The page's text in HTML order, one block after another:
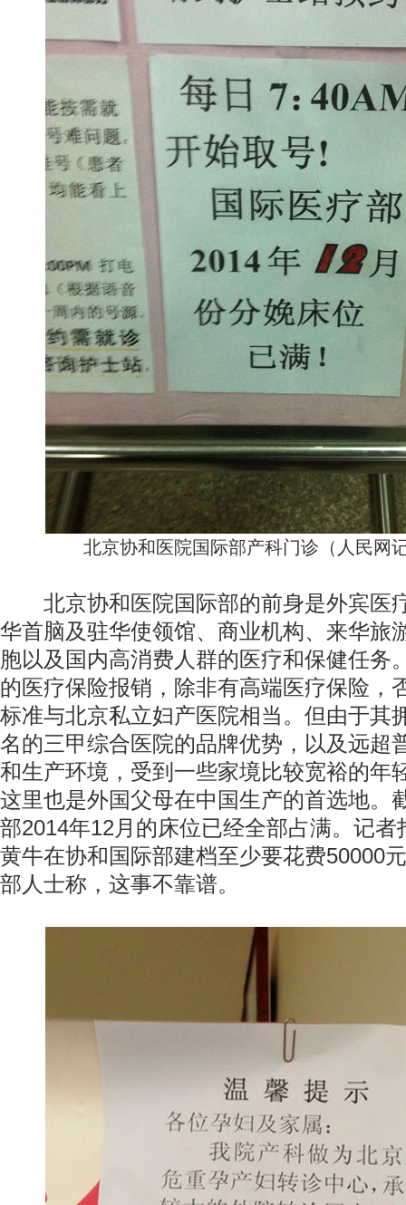
北京协和医院国际部产科门诊（人民网
北京协和医院国际部的前身是外宾医
华首脑及驻华使领馆、商业机构、来华旅
胞以及国内高消费人群的医疗和保健任务
的医疗保险报销，除非有高端医疗保险，
标准与北京私立妇产医院相当。但由于其
名的三甲综合医院的品牌优势，以及远超
和生产环境，受到一些家境比较宽裕的年
这里也是外国父母在中国生产的首选地。
部2014年12月的床位已经全部占满。记者
黄牛在协和国际部建档至少要花费50000
部人士称，这事不靠谱。